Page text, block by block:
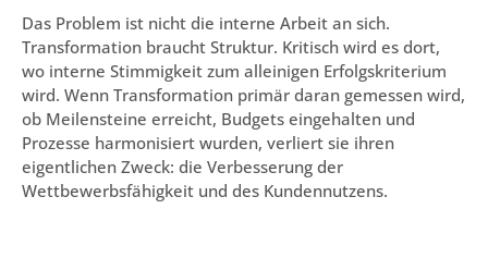
Das Problem ist nicht die interne Arbeit an sich.
Transformation braucht Struktur. Kritisch wird es dort,
wo interne Stimmigkeit zum alleinigen Erfolgskriterium
wird. Wenn Transformation primär daran gemessen wird,
ob Meilensteine erreicht, Budgets eingehalten und
Prozesse harmonisiert wurden, verliert sie ihren
eigentlichen Zweck: die Verbesserung der
Wettbewerbsfähigkeit und des Kundennutzens.